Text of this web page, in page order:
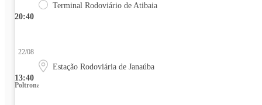
20:40
Terminal Rodoviário de Atibaia
13:40
22/08
Estação Rodoviária de Janaúba
Poltrona